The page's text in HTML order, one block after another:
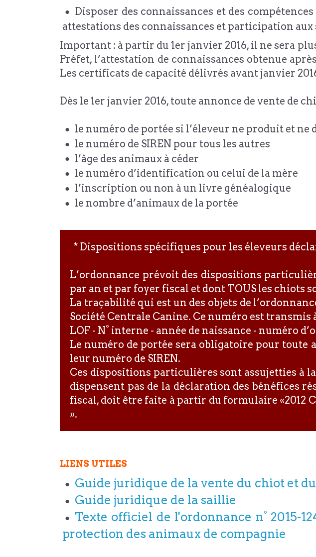
Disposer des connaissances et des
attestations des connaissances et participation aux
Important : à partir du 1er janvier 2016, il ne sera
Préfet, l’attestation de connaissances obtenue
Les certificats de capacité délivrés avant janvier
Dès le 1er janvier 2016, toute annonce de vente de
le numéro de portée si l’éleveur ne produit et ne
le numéro de SIREN pour tous les autres
l’âge des animaux à céder
le numéro d’identification ou celui de la mère
l’inscription ou non à un livre généalogique
le nombre d’animaux de la portée
* Dispositions spécifiques pour les éleveurs
L’ordonnance prévoit des dispositions
par an et par foyer fiscal et dont TOUS les chiots
La traçabilité qui est un des objets de
Société Centrale Canine. Ce numéro est transmis
LOF - N° interne - année de naissance - numéro
Le numéro de portée sera obligatoire pour toute
leur numéro de SIREN.
Ces dispositions particulières sont assujetties à
dispensent pas de la déclaration des bénéfices
fiscal, doit être faite à partir du formulaire «2012
».
LIENS UTILES
Guide juridique de la vente du chiot et
Guide juridique de la saillie
Texte officiel de l'ordonnance n° 2015-
protection des animaux de compagnie